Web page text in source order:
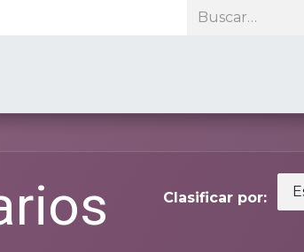
Clasificar por: